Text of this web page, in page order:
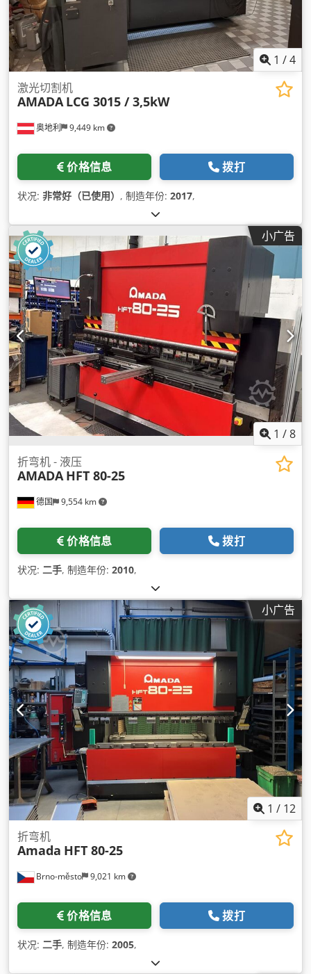
1 /4
奥地利 9,449 km
激光切割机
AMADA LCG 3015 / 3,5kW
价格信息 拨打
状况: 非常好（已使用） , 制造年份: 2017,
小广告
1 /8
德国 9,554 km
折弯机 - 液压
AMADA HFT 80-25
价格信息 拨打
状况: 二手, 制造年份: 2010,
小广告
1 / 12
Brno-město 9,021 km
折弯机
Amada HFT 80-25
价格信息 拨打
状况: 二手, 制造年份: 2005,